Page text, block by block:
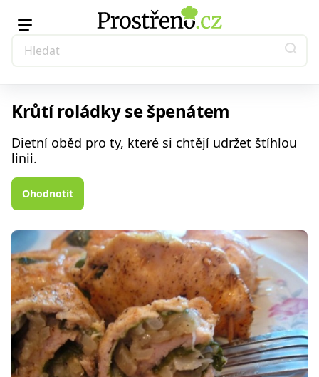
Krůtí roládky se špenátem
Dietní oběd pro ty, které si chtějí udržet štíhlou
linii.
Ohodnotit